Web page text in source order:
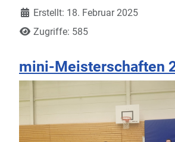
Erstellt: 18. Februar 2025
Zugriffe: 585
mini-Meisterschaften